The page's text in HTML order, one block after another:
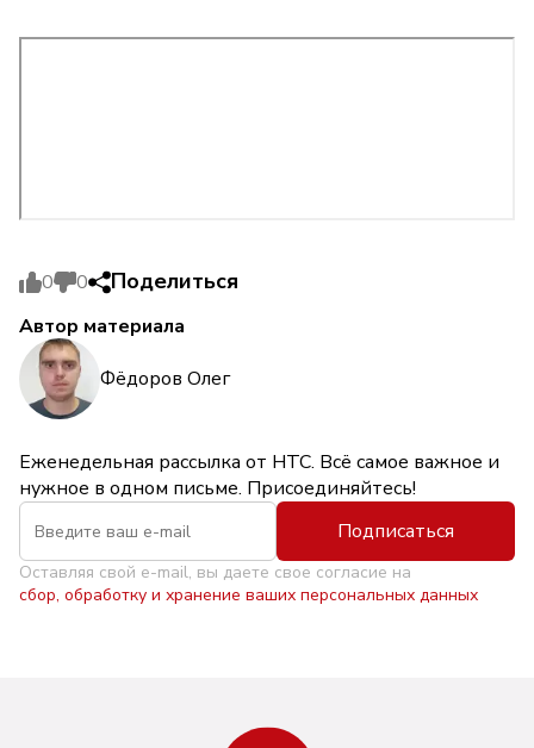
0 0 Поделиться
Автор материала
Фёдоров Олег
Еженедельная рассылка от НТС. Всё самое важное и
нужное в одном письме. Присоединяйтесь!
Подписаться
Оставляя свой e-mail, вы даете свое согласие на
сбор, обработку и хранение ваших персональных данных